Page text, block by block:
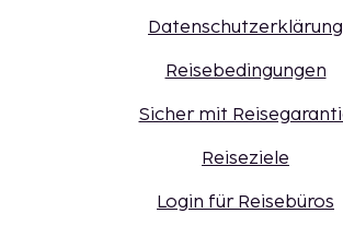
Datenschutzerklärung
Reisebedingungen
Sicher mit
Reiseziele
Login für Reisebüros